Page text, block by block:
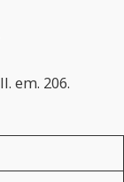
em. 206.